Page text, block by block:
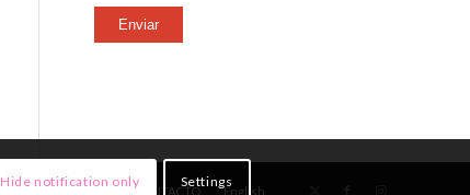
Enviar
CONTACTO English
Hide notification only Settings